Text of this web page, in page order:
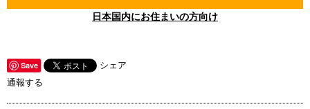
日本国内にお住まいの方向け
Save
シェア
通報する